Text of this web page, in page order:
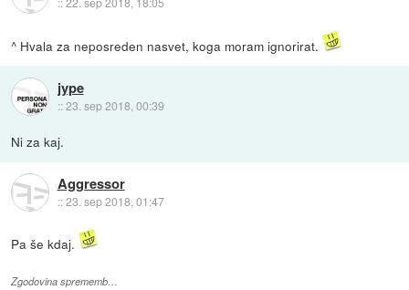
^ Hvala za neposreden nasvet, koga moram ignorirat.
jype
::23. sep 2018, 00:39
Ni za kaj.
Aggressor
::23. sep 2018, 01:47
Pa še kdaj.
Zgodovina sprememb…